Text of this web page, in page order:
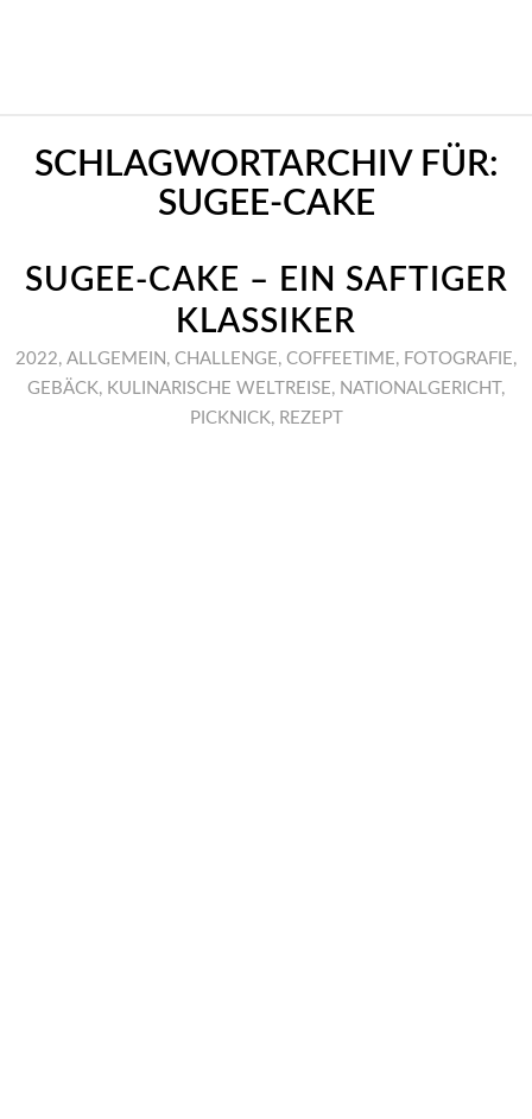
SCHLAGWORTARCHIV FÜR:
SUGEE-CAKE
SUGEE-CAKE – EIN SAFTIGER
KLASSIKER
2022, ALLGEMEIN , CHALLENGE, COFFEETIME, FOTOGRAFIE,
GEBÄCK, KULINARISCHE WELTREISE, NATIONALGERICHT ,
PICKNICK, REZEPT